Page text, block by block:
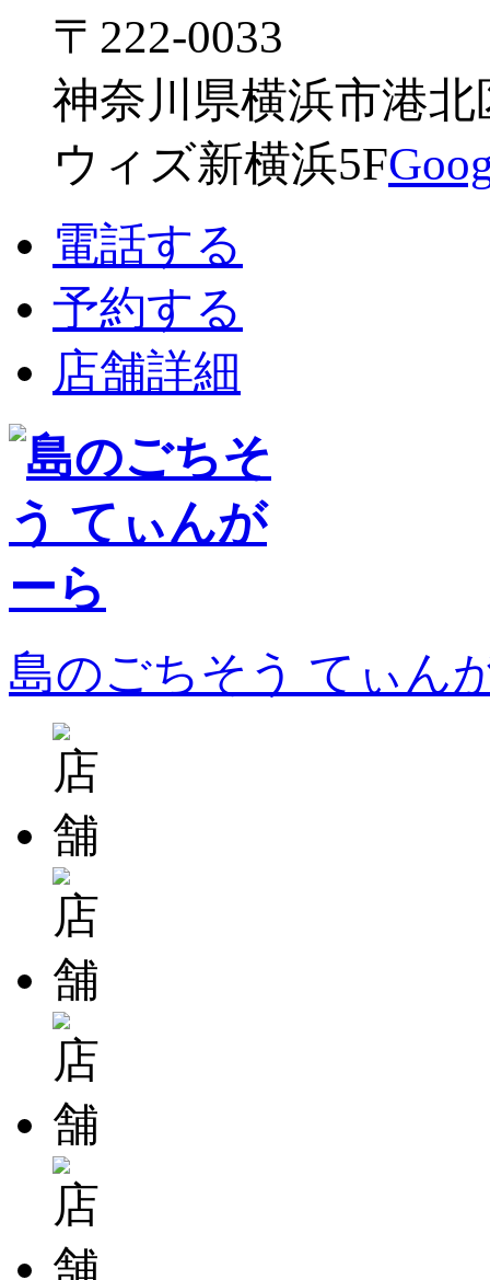
〒222-0033
神奈川県横浜市港北
ウィズ新横浜5F
電話する
予約する
店舗詳細
島のごちそう てぃん